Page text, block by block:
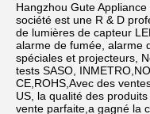
Hangzhou Gute
société est une R & D
de lumières de capteur
alarme de fumée, alarme
spéciales et projecteurs,
tests SASO,
CE,ROHS,Avec des
US, la qualité des
vente parfaite,a gagné la